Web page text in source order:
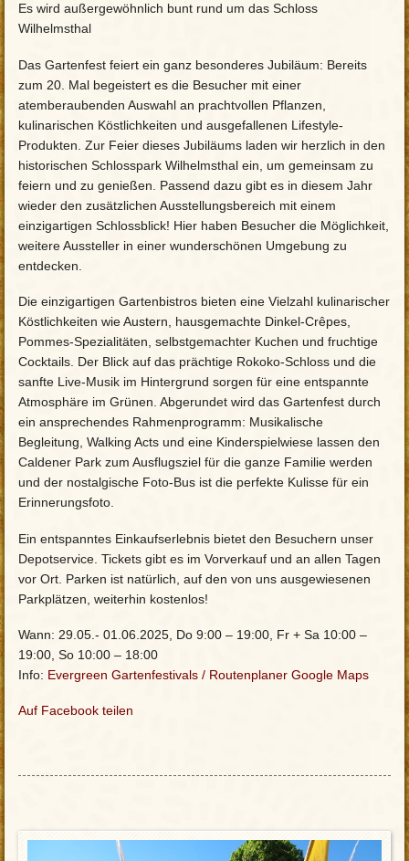
Es wird außergewöhnlich bunt rund um das Schloss
Wilhelmsthal
Das Gartenfest feiert ein ganz besonderes Jubiläum: Bereits
zum 20. Mal begeistert es die Besucher mit einer
atemberaubenden Auswahl an prachtvollen Pflanzen,
kulinarischen Köstlichkeiten und ausgefallenen Lifestyle-
Produkten. Zur Feier dieses Jubiläums laden wir herzlich in den
historischen Schlosspark Wilhelmsthal ein, um gemeinsam zu
feiern und zu genießen. Passend dazu gibt es in diesem Jahr
wieder den zusätzlichen Ausstellungsbereich mit einem
einzigartigen Schlossblick! Hier haben Besucher die Möglichkeit,
weitere Aussteller in einer wunderschönen Umgebung zu
entdecken.
Die einzigartigen Gartenbistros bieten eine Vielzahl kulinarischer
Köstlichkeiten wie Austern, hausgemachte Dinkel-Crêpes,
Pommes-Spezialitäten, selbstgemachter Kuchen und fruchtige
Cocktails. Der Blick auf das prächtige Rokoko-Schloss und die
sanfte Live-Musik im Hintergrund sorgen für eine entspannte
Atmosphäre im Grünen. Abgerundet wird das Gartenfest durch
ein ansprechendes Rahmenprogramm: Musikalische
Begleitung, Walking Acts und eine Kinderspielwiese lassen den
Caldener Park zum Ausflugsziel für die ganze Familie werden
und der nostalgische Foto-Bus ist die perfekte Kulisse für ein
Erinnerungsfoto.
Ein entspanntes Einkaufserlebnis bietet den Besuchern unser
Depotservice. Tickets gibt es im Vorverkauf und an allen Tagen
vor Ort. Parken ist natürlich, auf den von uns ausgewiesenen
Parkplätzen, weiterhin kostenlos!
Wann: 29.05.- 01.06.2025, Do 9:00 – 19:00, Fr + Sa 10:00 –
19:00, So 10:00 – 18:00
Info: Evergreen Gartenfestivals / Routenplaner Google Maps
Auf Facebook teilen